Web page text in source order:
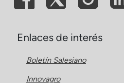
Enlaces de interés
Boletín Salesiano
Innovagro